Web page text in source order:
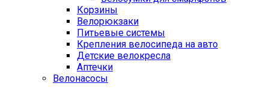
Корзины
Велорюкзаки
Питьевые системы
Крепления велосипеда на авто
Детские велокресла
Аптечки
Велонасосы